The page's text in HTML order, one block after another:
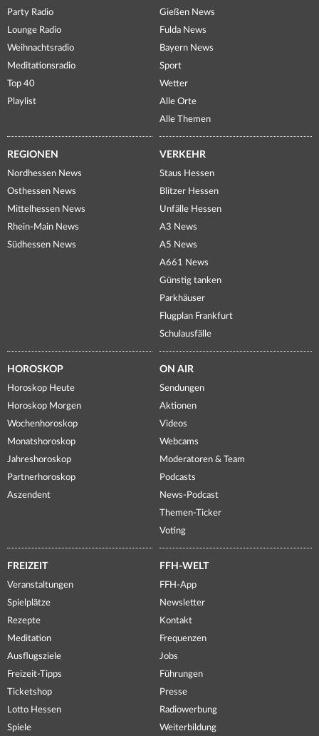
Party Radio
Lounge Radio
Weihnachtsradio
Meditationsradio
Top 40
Playlist
Gießen News
Fulda News
Bayern News
Sport
Wetter
Alle Orte
Alle Themen
REGIONEN
Nordhessen News
Osthessen News
Mittelhessen News
Rhein-Main News
Südhessen News
VERKEHR
Staus Hessen
Blitzer Hessen
Unfälle Hessen
A3 News
A5 News
A661 News
Günstig tanken
Parkhäuser
Flugplan Frankfurt
Schulausfälle
HOROSKOP
Horoskop Heute
Horoskop Morgen
Wochenhoroskop
Monatshoroskop
Jahreshoroskop
Partnerhoroskop
Aszendent
ON AIR
Sendungen
Aktionen
Videos
Webcams
Moderatoren & Team
Podcasts
News-Podcast
Themen-Ticker
Voting
FREIZEIT
Veranstaltungen
Spielplätze
Rezepte
Meditation
Ausflugsziele
Freizeit-Tipps
Ticketshop
Lotto Hessen
Spiele
FFH-WELT
FFH-App
Newsletter
Kontakt
Frequenzen
Jobs
Führungen
Presse
Radiowerbung
Weiterbildung